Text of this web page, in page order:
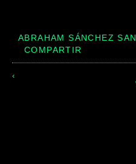
ABRAHAM SÁNCHEZ
COMPARTIR
‹